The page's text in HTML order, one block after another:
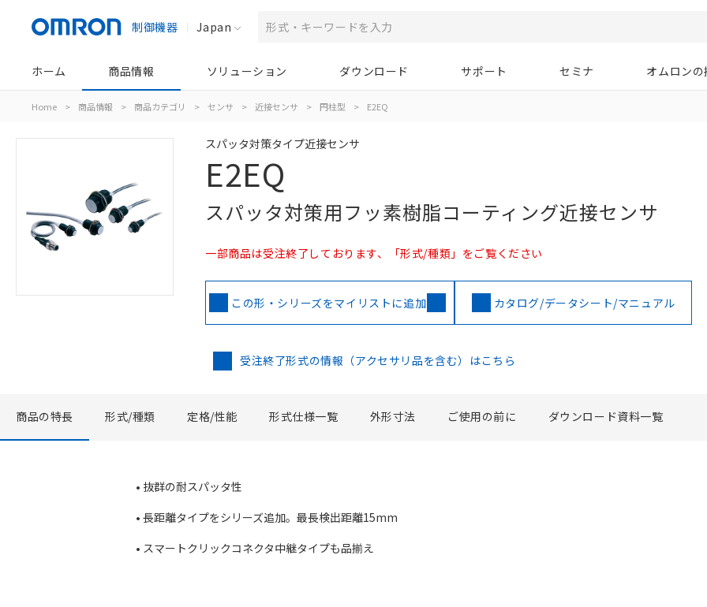
制御機器 Japan
ホーム 商品情報 ソリューション ダウンロード サポート セミナ オムロン
Home > 商品情報 > 商品カテゴリ > センサ > 近接センサ > 円柱型 > E2EQ
スパッタ対策タイプ近接センサ
E2EQ
スパッタ対策用フッ素樹脂コーティング近接センサ
一部商品は受注終了しております、「形式/種類」をご覧ください
この形・シリーズをマイリストに追加 カタログ/データシート/マニュアル
受注終了形式の情報（アクセサリ品を含む）はこちら
商品の特長 形式/種類 定格/性能 形式仕様一覧 外形寸法 ご使用の前に ダウンロード資料一覧
• 抜群の耐スパッタ性
• 長距離タイプをシリーズ追加。最長検出距離15mm
• スマートクリックコネクタ中継タイプも品揃え